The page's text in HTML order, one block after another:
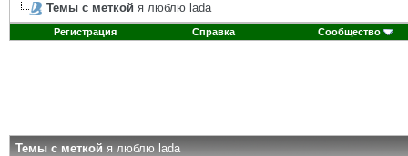
Темы с меткой я люблю lada
Регистрация Справка Сообщество
Темы с меткойя люблю lada